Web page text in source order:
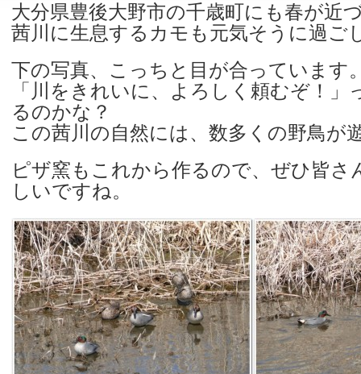
大分県豊後大野市の千歳町にも春が近
茜川に生息するカモも元気そうに過ご
下の写真、こっちと目が合っています
「川をきれいに、よろしく頼むぞ！
るのかな？
この茜川の自然には、数多くの野鳥が
ピザ窯もこれから作るので、ぜひ皆さ
しいですね。